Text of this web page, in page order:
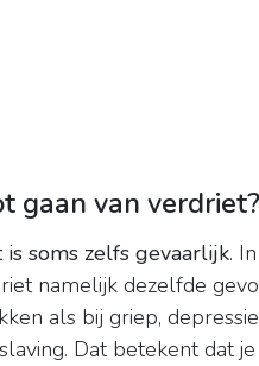
gaan van verdriet?
soms zelfs gevaarlijk.
namelijk dezelfde
als bij griep,
Dat betekent dat